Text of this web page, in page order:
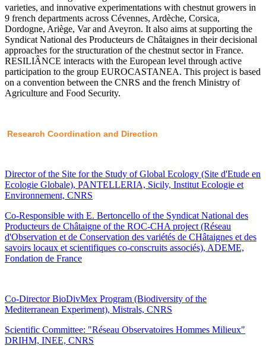
varieties, and innovative experimentations with chestnut growers in
9 french departments across Cévennes, Ardèche, Corsica,
Dordogne, Ariège, Var and Aveyron. It also aims at supporting the
Syndicat National des Producteurs de Châtaignes in their decisional
approaches for the structuration of the chestnut sector in France.
RESILIÂNCE interacts with the European level through active
participation to the group EUROCASTANEA. This project is based
on a convention between the CNRS and the french Ministry of
Agriculture and Food Security.
Research Coordination and Direction
Director of the Site for the Study of Global Ecology (Site d'Etude en
Ecologie Globale), PANTELLERIA, Sicily, Institut Ecologie et
Environnement, CNRS
Co-Responsible with E. Bertoncello of the Syndicat National des
Producteurs de Châtaigne of the ROC-CHA project (Réseau
d'Observation et de Conservation des variétés de CHâtaignes et des
savoirs locaux et scientifiques co-conscruits associés), ADEME,
Fondation de France
Co-Director BioDivMex Program (Biodiversity of the
Mediterranean Experiment), Mistrals, CNRS
Scientific Committee: "Réseau Observatoires Hommes Milieux"
DRIHM, INEE, CNRS